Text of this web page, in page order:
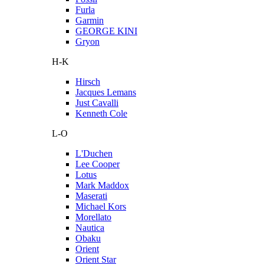
Furla
Garmin
GEORGE KINI
Gryon
H-K
Hirsch
Jacques Lemans
Just Cavalli
Kenneth Cole
L-O
L'Duchen
Lee Cooper
Lotus
Mark Maddox
Maserati
Michael Kors
Morellato
Nautica
Obaku
Orient
Orient Star